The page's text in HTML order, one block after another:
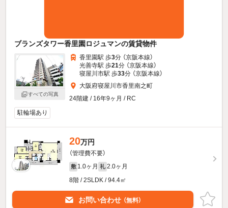
ブランズタワー香里園ロジュマンの賃貸物件
すべての写真
香里園駅 歩3分 （京阪本線）
光善寺駅 歩21分 （京阪本線）
寝屋川市駅 歩33分 （京阪本線）
大阪府寝屋川市香里南之町
24階建 / 16年9ヶ月 / RC
駐輪場あり
20万円
（管理費不要）
敷 1.0ヶ月 礼 2.0ヶ月
8階 / 2SLDK / 94.4㎡
お問い合わせ （無料）